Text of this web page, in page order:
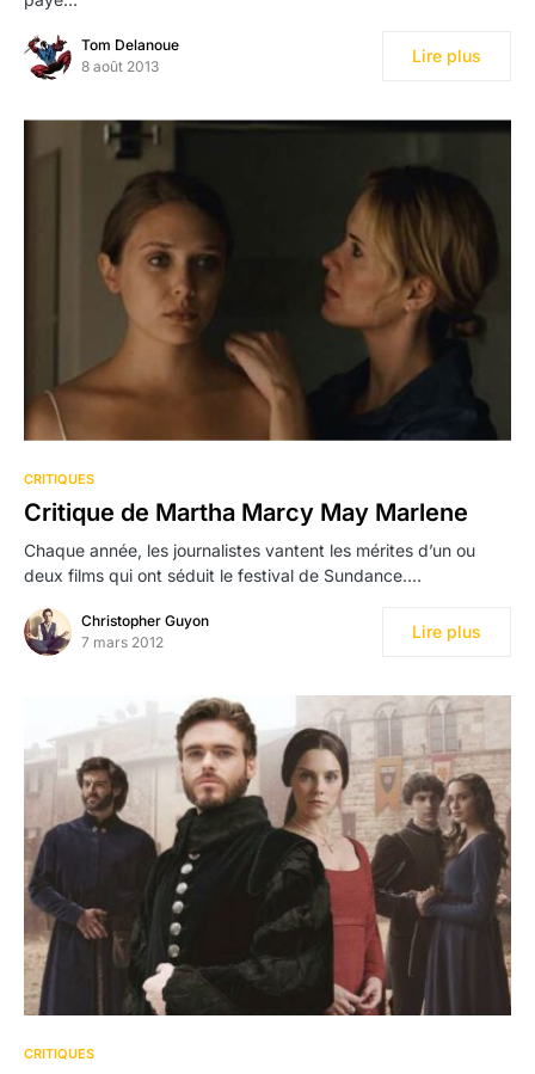
Tom Delanoue
8 août 2013
Lire plus
CRITIQUES
Critique de Martha Marcy May Marlene
Chaque année, les journalistes vantent les mérites d’un ou
deux films qui ont séduit le festival de Sundance.…
Christopher Guyon
7 mars 2012
Lire plus
CRITIQUES